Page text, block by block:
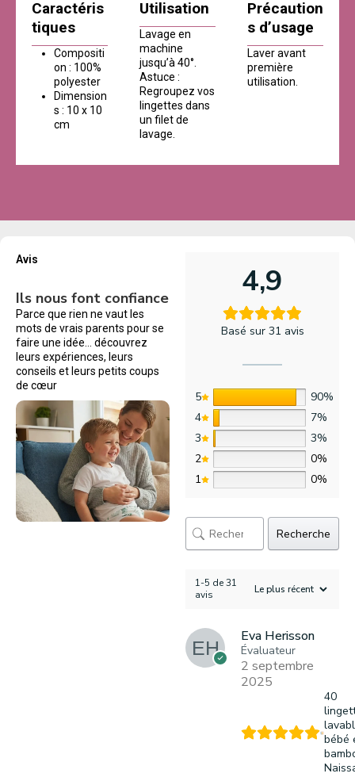
Caractéris
tiques
Compositi
on : 100%
polyester
Dimension
s : 10 x 10
cm
Utilisation
Lavage en
machine
jusqu’à 40°.
Astuce :
Regroupez vos
lingettes dans
un filet de
lavage.
Précaution
s d’usage
Laver avant
première
utilisation.
Avis
Ils nous font confiance
Parce que rien ne vaut les
mots de vrais parents pour se
faire une idée… découvrez
leurs expériences, leurs
conseils et leurs petits coups
de cœur
4,9
Basé sur 31 avis
5
90%
4
7%
3
3%
2
0%
1
0%
Recherche
1-5 de 31
avis
Eva Herisson
Évaluateur
2 septembre
2025
40
bébé